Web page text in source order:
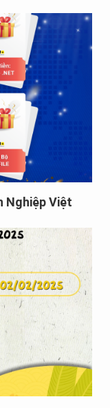
Nghiệp Việt